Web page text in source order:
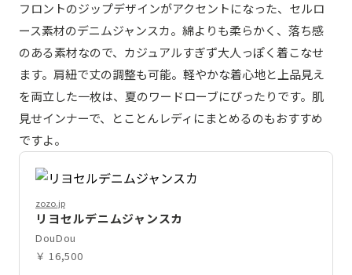
フロントのジップデザインがアクセントになった、セルロ
ース素材のデニムジャンスカ。綿よりも柔らかく、落ち感
のある素材なので、カジュアルすぎず大人っぽく着こなせ
ます。肩紐で丈の調整も可能。軽やかな着心地と上品見え
を両立した一枚は、夏のワードローブにぴったりです。肌
見せインナーで、とことんレディにまとめるのもおすすめ
ですよ。
zozo.jp
リヨセルデニムジャンスカ
DouDou
￥ 16,500